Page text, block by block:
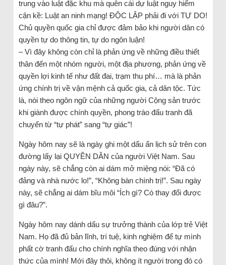
trung vào luật đặc khu mà quên cái dự luật nguy hiểm
cận kề: Luật an ninh mạng! ĐỘC LẬP phải đi với TỰ DO!
Chủ quyền quốc gia chỉ được đảm bảo khi người dân có
quyền tự do thông tin, tự do ngôn luận!
– Vì đây không còn chỉ là phản ứng về những điều thiết
thân đến một nhóm người, một địa phương, phản ứng về
quyền lợi kinh tế như đất đai, trạm thu phí… mà là phản
ứng chính trị về vận mệnh cả quốc gia, cả dân tộc. Tức
là, nói theo ngôn ngữ của những người Cộng sản trước
khi giành được chính quyền, phong trào đấu tranh đã
chuyển từ “tự phát” sang “tự giác”!
Ngày hôm nay sẽ là ngày ghi một dấu ấn lịch sử trên con
đường lấy lại QUYỀN DÂN của người Việt Nam. Sau
ngày này, sẽ chẳng còn ai dám mở miệng nói: “Đã có
đảng và nhà nước lo!”, “Không bàn chính trị!”. Sau ngày
này, sẽ chẳng ai dám bĩu môi “Ích gì? Có thay đổi được
gì đâu?”.
Ngày hôm nay dánh dấu sự trưởng thành của lớp trẻ Việt
Nam. Họ đã đủ bản lĩnh, trí tuệ, kinh nghiệm để tự mình
phất cờ tranh đấu cho chính nghĩa theo đúng với nhận
thức của mình! Mới đây thôi, không ít người trong đó có